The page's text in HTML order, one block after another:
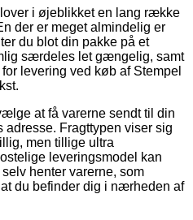
i øjeblikket en lang række
der er meget almindelig er
du blot din pakke på et
særdeles let gængelig, samt
levering ved køb af Stempel
at få varerne sendt til din
Fragttypen viser sig
men tillige ultra
leveringsmodel kan
henter varerne, som
du befinder dig i nærheden af